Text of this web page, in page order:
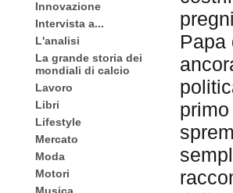
Innovazione
Intervista a...
L'analisi
La grande storia dei
mondiali di calcio
Lavoro
Libri
Lifestyle
Mercato
Moda
Motori
Papa